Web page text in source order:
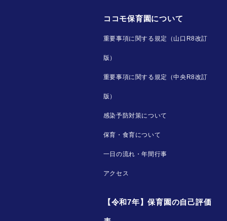
ココモ保育園について
重要事項に関する規定（山口R8改訂
版）
重要事項に関する規定（中央R8改訂
版）
感染予防対策について
保育・食育について
一日の流れ・年間行事
アクセス
【令和7年】保育園の自己評価